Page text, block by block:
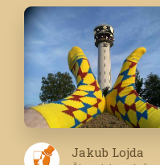
Jakub Lojda